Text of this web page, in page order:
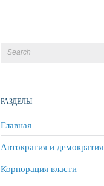
РАЗДЕЛЫ
Главная
Автократия и демократия
Корпорация власти